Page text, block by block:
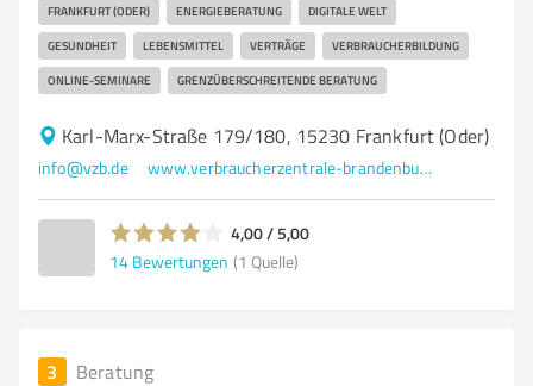
FRANKFURT (ODER) ENERGIEBERATUNG DIGITALE WELT
GESUNDHEIT LEBENSMITTEL VERTRÄGE VERBRAUCHERBILDUNG
ONLINE-SEMINARE GRENZÜBERSCHREITENDE BERATUNG
Karl-Marx-Straße 179/180, 15230 Frankfurt (Oder)
info@vzb.de www.verbraucherzentrale-brandenburg.de/
4,00 / 5,00
14 Bewertungen (1 Quelle)
3 Beratung